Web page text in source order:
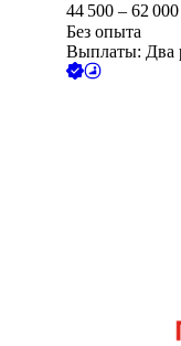
44 500 – 62 000
Без опыта
Выплаты: Два